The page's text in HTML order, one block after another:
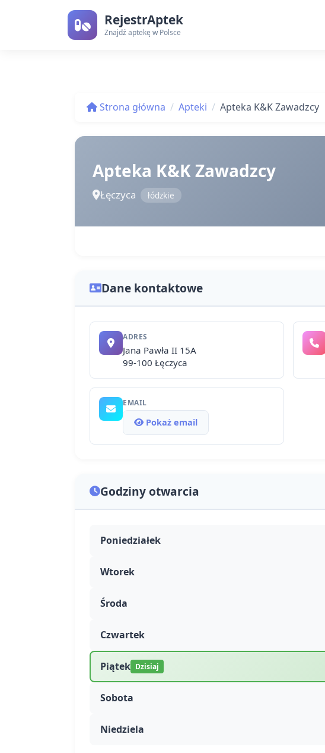
RejestrAptek
Znajdź aptekę w Polsce
Strona główna Apteki Apteka K&K Zawadzcy
Apteka K&K Zawadzcy
Łęczyca łódzkie
Dane kontaktowe
ADRES
Jana Pawła II 15A
99-100 Łęczyca
EMAIL
Pokaż email
Godziny otwarcia
Poniedziałek
Wtorek
Środa
Czwartek
Piątek Dzisiaj
Sobota
Niedziela